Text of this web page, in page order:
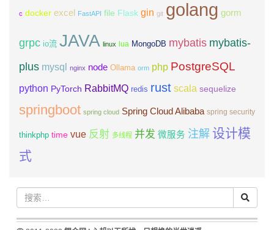
c docker excel FastAPI file Flask gin git golang gorm
grpc io流 JAVA linux lua MongoDB mybatis mybatis-
plus mysql nginx node Ollama orm php PostgreSQL
python PyTorch RabbitMQ redis rust scala sequelize
springboot spring cloud Spring Cloud Alibaba spring security
thinkphp time vue 反射 多线程 并发 微服务 注解 设计模
式